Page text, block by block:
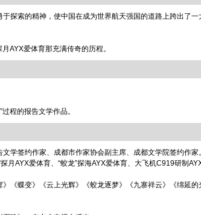
探索的精神，使中国在成为世界航天强国的道路上跨出了一
AYX爱体育那充满传奇的历程。
程的报告文学作品。
学签约作家、成都市作家协会副主席、成都文学院签约作家
AYX爱体育、“蛟龙”探海AYX爱体育、大飞机C919研制
《蝶变》《云上光辉》《蛟龙逐梦》《九寨祥云》《绵延的